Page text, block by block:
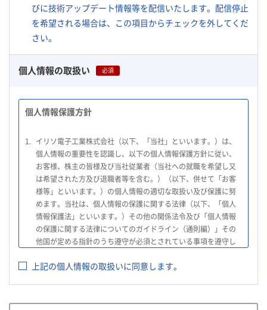
びに技術アップデート情報等を配信いたします。配信停止
を希望される場合は、この項目からチェックを外してくだ
さい。
個人情報の取扱い 必須
個人情報保護方針
1. イリソ電子工業株式会社（以下、「当社」といいます。）は、
個人情報の重要性を認識し、以下の個人情報保護方針に従い、
お客様、株主の皆様及び当社従業者（当社への就職を希望し又
は希望された方及び退職者等を含む。）（以下、併せて「お客
様等」といいます。）の個人情報の適切な取扱い及び保護に努
めます。当社は、個人情報の保護に関する法律（以下、「個人
情報保護法」といいます。）その他の関係法令及び「個人情報
の保護に関する法律についてのガイドライン（通則編）」その
他国が定める指針のうち遵守が必須とされている事項を遵守し
2.
当社は、お客様等の個人情報を適正に取得し、法令で不要とさ
れている場合を除き、お客様等の個人情報の利用目的を通知又
上記の個人情報の取扱いに同意します。